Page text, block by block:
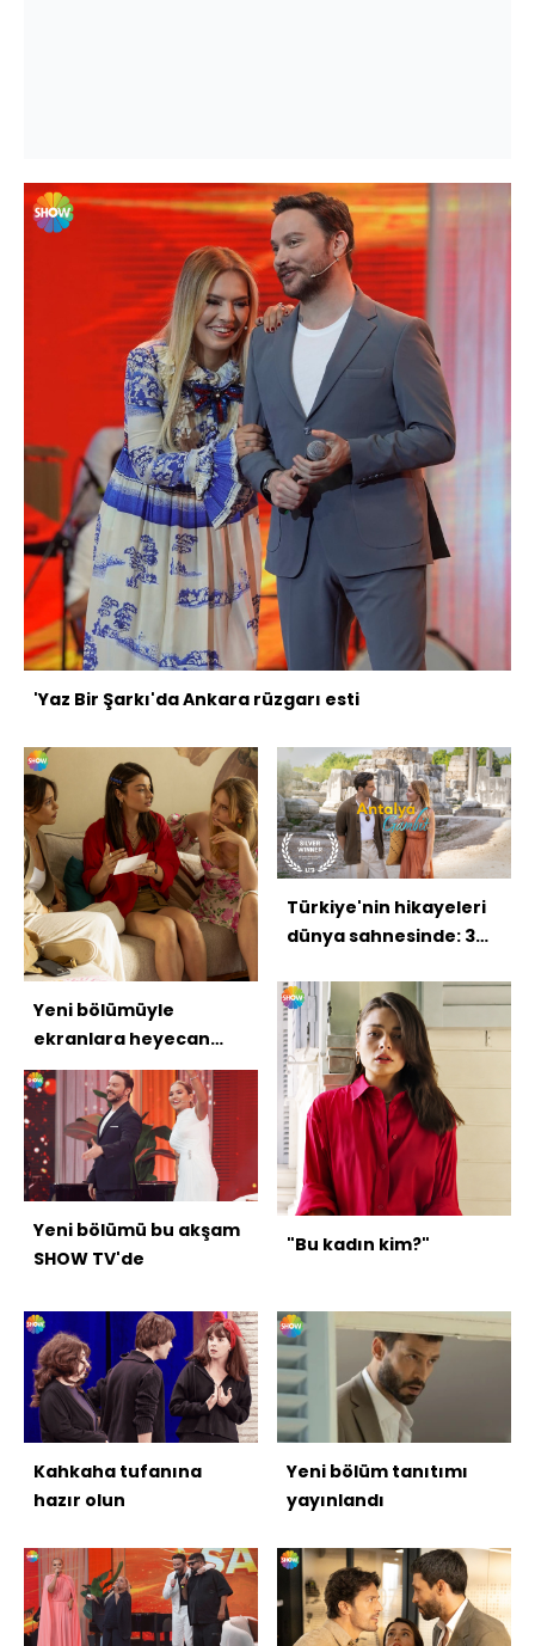
'Yaz Bir Şarkı'da Ankara rüzgarı esti
Yeni bölümüyle
ekranlara heyecan
kattı
Yeni bölümü bu akşam
SHOW TV'de
Türkiye'nin hikayeleri
dünya sahnesinde: 3
"Bu kadın kim?"
Kahkaha tufanına
hazır olun
Yeni bölüm tanıtımı
yayınlandı